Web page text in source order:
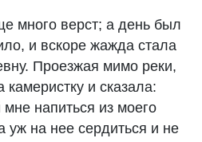
много верст; а день был
и вскоре жажда стала
Проезжая мимо реки,
и сказала:
напиться из моего
уж на нее сердиться и не